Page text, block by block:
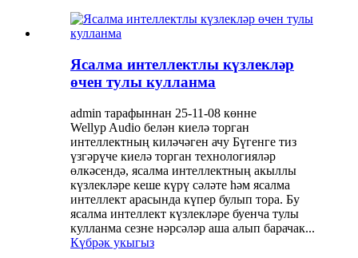
Ясалма интеллектлы күзлекләр
өчен тулы кулланма
admin тарафыннан 25-11-08 көнне
Wellyp Audio белән киелә торган
интеллектның киләчәген ачу Бүгенге тиз
үзгәрүче киелә торган технологияләр
өлкәсендә, ясалма интеллектның акыллы
күзлекләре кеше күрү сәләте һәм ясалма
интеллект арасында күпер булып тора. Бу
ясалма интеллект күзлекләре буенча тулы
кулланма сезне нәрсәләр аша алып барачак...
Күбрәк укыгыз